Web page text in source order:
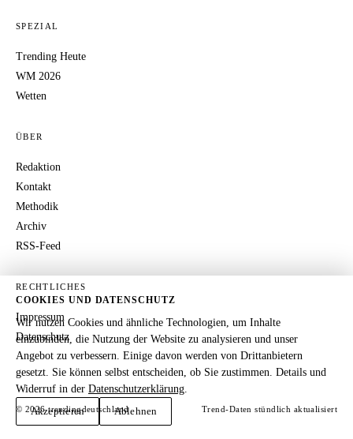
SPEZIAL
Trending Heute
WM 2026
Wetten
ÜBER
Redaktion
Kontakt
Methodik
Archiv
RSS-Feed
RECHTLICHES
Impressum
Datenschutz
© 2026 trendingdeutschland Trend-Daten stündlich aktualisiert
COOKIES UND DATENSCHUTZ
Wir nutzen Cookies und ähnliche Technologien, um Inhalte
einzubinden, die Nutzung der Website zu analysieren und unser
Angebot zu verbessern. Einige davon werden von Drittanbietern
gesetzt. Sie können selbst entscheiden, ob Sie zustimmen. Details und
Widerruf in der Datenschutzerklärung.
Akzeptieren
Ablehnen